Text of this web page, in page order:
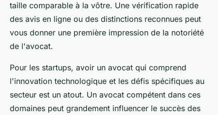
taille comparable à la vôtre. Une vérification rapide
des avis en ligne ou des distinctions reconnues peut
vous donner une première impression de la notoriété
de l'avocat.
Pour les startups, avoir un avocat qui comprend
l'innovation technologique et les défis spécifiques au
secteur est un atout. Un avocat compétent dans ces
domaines peut grandement influencer le succès des